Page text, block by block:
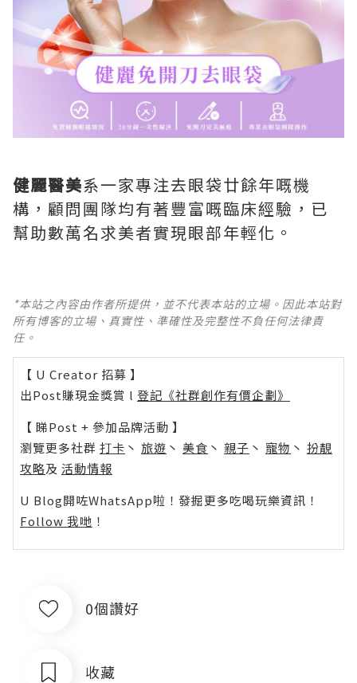
健麗醫美系一家專注去眼袋廿餘年嘅機
構，顧問團隊均有著豐富嘅臨床經驗，已
幫助數萬名求美者實現眼部年輕化。
*本站之內容由作者所提供，並不代表本站的立場。因此本站對
所有博客的立場、真實性、準確性及完整性不負任何法律責
任。
【 U Creator 招募 】
出Post賺現金獎賞 l 登記《社群創作有價企劃》
【 睇Post + 參加品牌活動 】
瀏覽更多社群 打卡 丶 旅遊 丶 美食 丶 親子 丶 寵物 丶 扮靚
攻略及 活動情報
U Blog開咗WhatsApp啦！發掘更多吃喝玩樂資訊！
Follow 我哋 ！
0個讚好
收藏